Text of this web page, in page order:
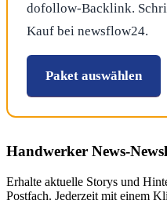
dofollow-Backlink.
Kauf bei newsflow24.
Paket auswählen
Handwerker News-
Erhalte aktuelle Storys und
Postfach. Jederzeit mit einem